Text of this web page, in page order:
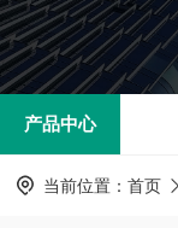
产品中心
当前位置： 首页